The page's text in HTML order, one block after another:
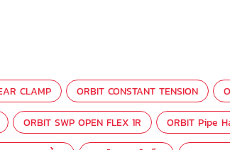
CLAMP ORBIT CONSTANT TENSION
ORBIT SWP OPEN FLEX 1R ORBIT Pipe